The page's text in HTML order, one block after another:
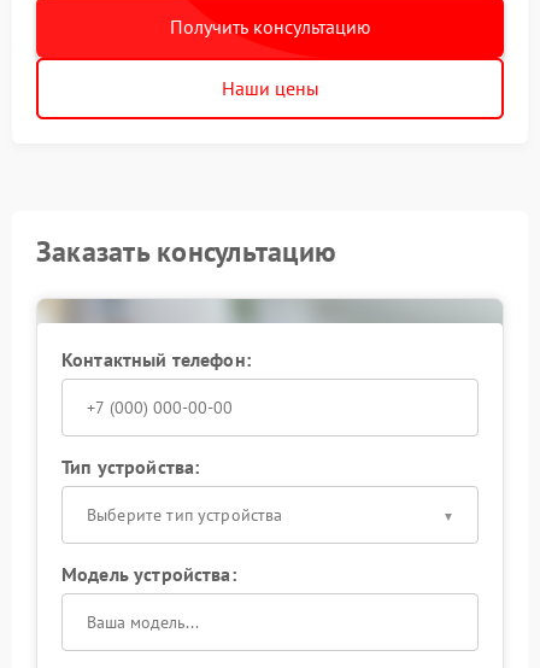
Получить консультацию
Наши цены
Заказать консультацию
Контактный телефон:
Тип устройства:
Выберите тип устройства
Модель устройства: